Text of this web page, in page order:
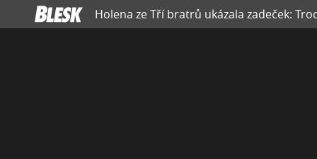
Holena ze Tří bratrů ukázala zadeček: